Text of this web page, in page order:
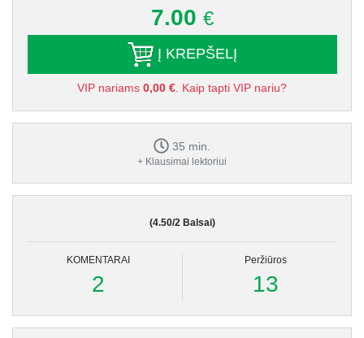
7.00 €
Į KREPŠELĮ
VIP nariams 0,00 € . Kaip tapti VIP nariu?
35 min.
+ Klausimai lektoriui
(4.50/2 Balsai)
KOMENTARAI
2
Peržiūros
13